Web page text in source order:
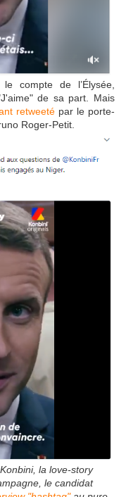
compte de l’Élysée,
de sa part. Mais
retweeté par le porte-
Roger-Petit.
la love-story
le candidat